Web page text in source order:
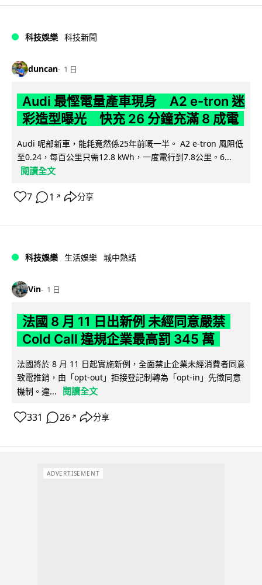
科技娛樂 科技新聞
duncan 1 日
Audi 最慳電量產車現身 A2 e-tron 迷
彩造型曝光 快充 26 分鐘充滿 8 成電
Audi 呢部新車，能耗竟然係25年前嘅一半。 A2 e-tron 風阻低
至0.24，每百公里只需12.8 kWh，一度電行到7.8公里。6...
閱讀全文
7 1 ↗ 分享
科技娛樂 生活娛樂 城中熱話
Vin 1 日
法國 8 月 11 日出新例 未經同意嚴禁
Cold Call 違規企業最高罰 345 萬
法國將於 8 月 11 日起實施新例，全面禁止企業未經消費者同意
致電推銷，由「opt-out」拒接登記制轉為「opt-in」先徵同意
機制。違...
閱讀全文
331 26 ↗ 分享
ADVERTISEMENT